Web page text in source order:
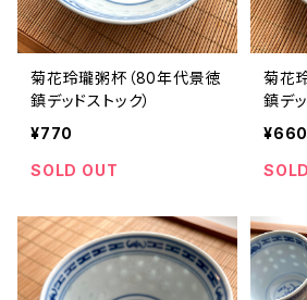
菊花玲瓏粥杯（80年代景徳
鎮デッドストック）
¥770
SOLD OUT
菊花
鎮デッ
¥660